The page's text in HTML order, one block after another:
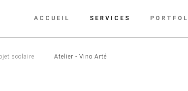
ACCUEIL SERVICES
scolaire Atelier - Vino Arté